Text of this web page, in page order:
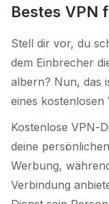
Bestes VPN
Stell dir vor, du
dem Einbrecher
albern? Nun, das
eines kostenlosen
Kostenlose VPN-
deine
Werbung,
Verbindung